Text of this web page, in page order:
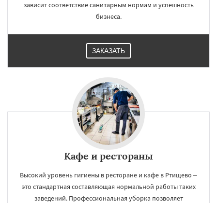
зависит соответствие санитарным нормам и успешность
бизнеса.
ЗАКАЗАТЬ
Кафе и рестораны
Высокий уровень гигиены в ресторане и кафе в Ртищево –
это стандартная составляющая нормальной работы таких
заведений. Профессиональная уборка позволяет